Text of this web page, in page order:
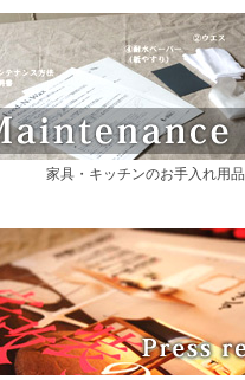
家具・キッチンのお手入れ用品